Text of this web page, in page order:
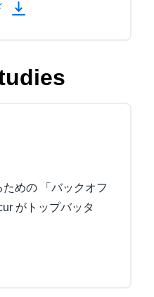
めの 「バックオフ
がトップバッタ